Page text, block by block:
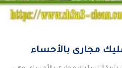
مجارى بالأحساء